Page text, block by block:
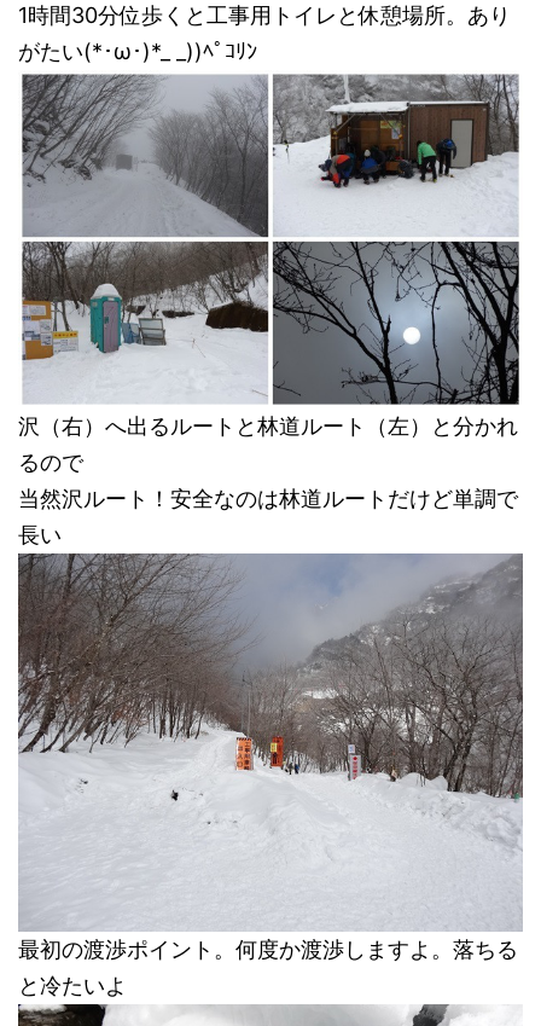
1時間30分位歩くと工事用トイレと休憩場所。あり
がたい(*･ω･)*_ _))ﾍﾟｺﾘﾝ
沢（右）へ出るルートと林道ルート（左）と分かれ
るので
当然沢ルート！安全なのは林道ルートだけど単調で
長い
最初の渡渉ポイント。何度か渡渉しますよ。落ちる
と冷たいよ